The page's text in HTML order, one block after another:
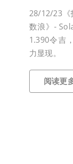
28/12/23《
数浪》-
1.390令吉
力显现。
阅读更